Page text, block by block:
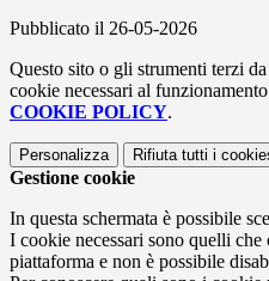
Pubblicato il 26-05-2026
Questo sito o gli strumenti terzi
cookie necessari al
COOKIE POLICY.
Personalizza Rifiuta tutti i
Gestione cookie
In questa schermata è possibile
I cookie necessari sono quelli
piattaforma e non è possibile